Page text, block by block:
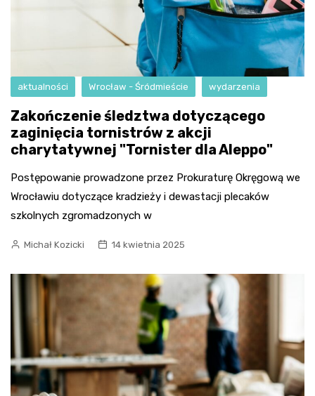
aktualności Wrocław - Śródmieście wydarzenia
Zakończenie śledztwa dotyczącego
zaginięcia tornistrów z akcji
charytatywnej "Tornister dla Aleppo"
Postępowanie prowadzone przez Prokuraturę Okręgową we
Wrocławiu dotyczące kradzieży i dewastacji plecaków
szkolnych zgromadzonych w
Michał Kozicki 14 kwietnia 2025